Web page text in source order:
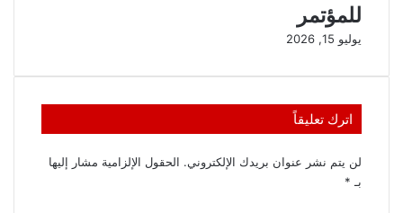
للمؤتمر
يوليو 15, 2026
اترك تعليقاً
لن يتم نشر عنوان بريدك الإلكتروني. الحقول الإلزامية مشار إليها
بـ *